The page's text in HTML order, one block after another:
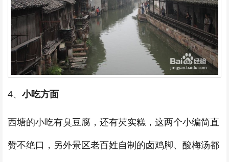
4、 小吃方面
西塘的小吃有臭豆腐，还有芡实糕，这两个小编简直
赞不绝口，另外景区老百姓自制的卤鸡脚、酸梅汤都